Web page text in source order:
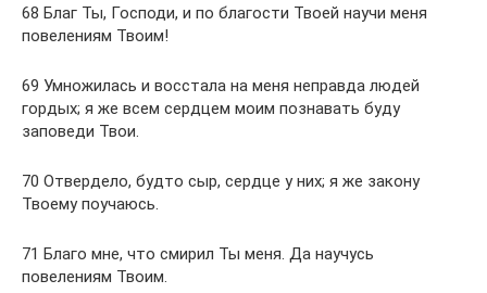
68 Благ Ты, Господи, и по благости Твоей научи меня
повелениям Твоим!
69 Умножилась и восстала на меня неправда людей
гордых; я же всем сердцем моим познавать буду
заповеди Твои.
70 Отвердело, будто сыр, сердце у них; я же закону
Твоему поучаюсь.
71 Благо мне, что смирил Ты меня. Да научусь
повелениям Твоим.